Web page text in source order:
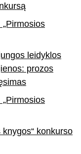
leidyklos
prozos
konkurso